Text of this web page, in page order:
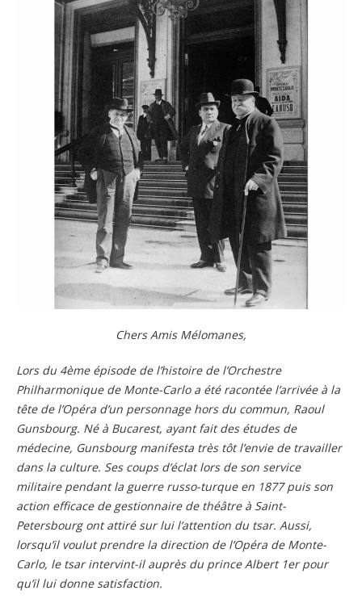
Chers Amis Mélomanes,
Lors du 4ème épisode de l’histoire de l’Orchestre
Philharmonique de Monte-Carlo a été racontée l’arrivée à la
tête de l’Opéra d’un personnage hors du commun, Raoul
Gunsbourg. Né à Bucarest, ayant fait des études de
médecine, Gunsbourg manifesta très tôt l’envie de travailler
dans la culture. Ses coups d’éclat lors de son service
militaire pendant la guerre russo-turque en 1877 puis son
action efficace de gestionnaire de théâtre à Saint-
Petersbourg ont attiré sur lui l’attention du tsar. Aussi,
lorsqu’il voulut prendre la direction de l’Opéra de Monte-
Carlo, le tsar intervint-il auprès du prince Albert 1er pour
qu’il lui donne satisfaction.